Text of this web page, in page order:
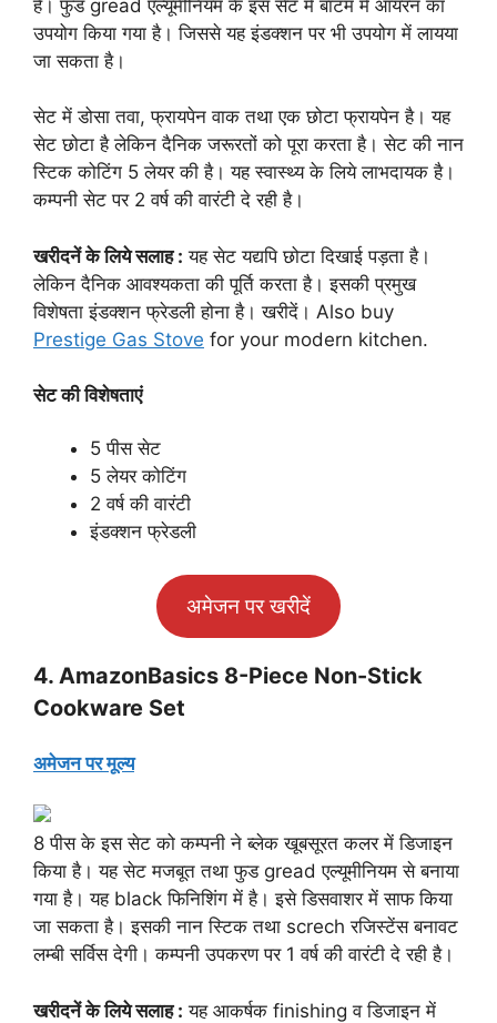
है। फुड gread एल्यूमीनियम के इस सेट में बाटम में आयरन का
उपयोग किया गया है। जिससे यह इंडक्शन पर भी उपयोग में लायया
जा सकता है।
सेट में डोसा तवा, फ्रायपेन वाक तथा एक छोटा फ्रायपेन है। यह
सेट छोटा है लेकिन दैनिक जरूरतों को पूरा करता है। सेट की नान
स्टिक कोटिंग 5 लेयर की है। यह स्वास्थ्य के लिये लाभदायक है।
कम्पनी सेट पर 2 वर्ष की वारंटी दे रही है।
खरीदनें के लिये सलाह : यह सेट यद्यपि छोटा दिखाई पड़ता है।
लेकिन दैनिक आवश्यकता की पूर्ति करता है। इसकी प्रमुख
विशेषता इंडक्शन फ्रेडली होना है। खरीदें। Also buy
Prestige Gas Stove for your modern kitchen.
सेट की विशेषताएं
5 पीस सेट
5 लेयर कोटिंग
2 वर्ष की वारंटी
इंडक्शन फ्रेडली
अमेजन पर खरीदें
4. AmazonBasics 8-Piece Non-Stick
Cookware Set
अमेजन पर मूल्य
8 पीस के इस सेट को कम्पनी ने ब्लेक खूबसूरत कलर में डिजाइन
किया है। यह सेट मजबूत तथा फुड gread एल्यूमीनियम से बनाया
गया है। यह black फिनिशिंग में है। इसे डिसवाशर में साफ किया
जा सकता है। इसकी नान स्टिक तथा screch रजिस्टेंस बनावट
लम्बी सर्विस देगी। कम्पनी उपकरण पर 1 वर्ष की वारंटी दे रही है।
खरीदनें के लिये सलाह : यह आकर्षक finishing व डिजाइन में